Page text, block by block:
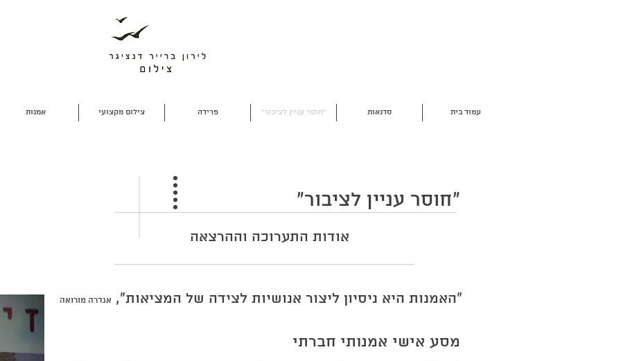
עמוד בית סדנאות "חוסר עניין לציבור" פרידה צילום מקצועי אמנות
"חוסר עניין לציבור"
אודות התערוכה וההרצאה
מסע אישי אמנותי חברתי
האמנות היא ניסיון ליצור אנושיות לצידה של המציאות", אנדרה מורואה "